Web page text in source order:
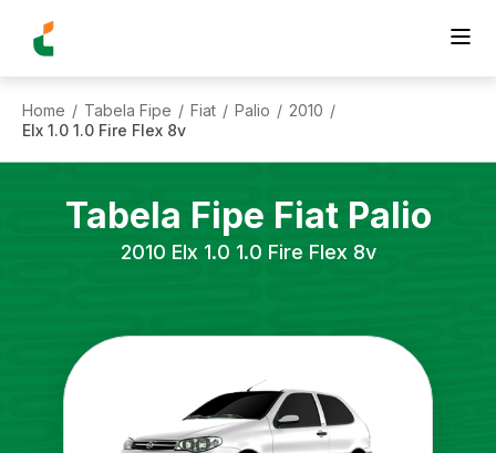
Home / Tabela Fipe / Fiat / Palio / 2010 /
Elx 1.0 1.0 Fire Flex 8v
Tabela Fipe Fiat Palio
2010 Elx 1.0 1.0 Fire Flex 8v